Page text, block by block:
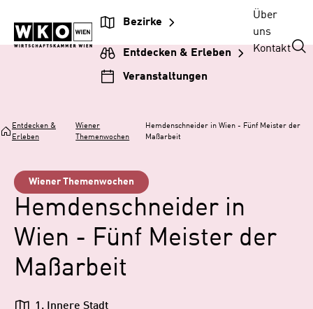
Inhalt
springen
Hauptnavigation
springen
Footer
springen
Bezirke
Entdecken & Erleben
Veranstaltungen
Über
uns
Kontakt
Entdecken &
Erleben
Wiener
Themenwochen
Hemdenschneider in Wien - Fünf Meister der
Maßarbeit
Wiener Themenwochen
Hemdenschneider in
Wien - Fünf Meister der
Maßarbeit
1. Innere Stadt